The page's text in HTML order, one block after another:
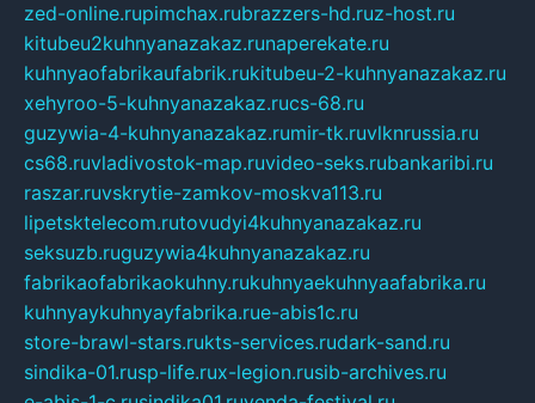
zed-online.rupimchax.rubrazzers-hd.ruz-host.ru
kitubeu2kuhnyanazakaz.runaperekate.ru
kuhnyaofabrikaufabrik.rukitubeu-2-kuhnyanazakaz.ru
xehyroo-5-kuhnyanazakaz.rucs-68.ru
guzywia-4-kuhnyanazakaz.rumir-tk.ruvlknrussia.ru
cs68.ruvladivostok-map.ruvideo-seks.rubankaribi.ru
raszar.ruvskrytie-zamkov-moskva113.ru
lipetsktelecom.rutovudyi4kuhnyanazakaz.ru
seksuzb.ruguzywia4kuhnyanazakaz.ru
fabrikaofabrikaokuhny.rukuhnyaekuhnyaafabrika.ru
kuhnyaykuhnyayfabrika.rue-abis1c.ru
store-brawl-stars.rukts-services.rudark-sand.ru
sindika-01.rusp-life.rux-legion.rusib-archives.ru